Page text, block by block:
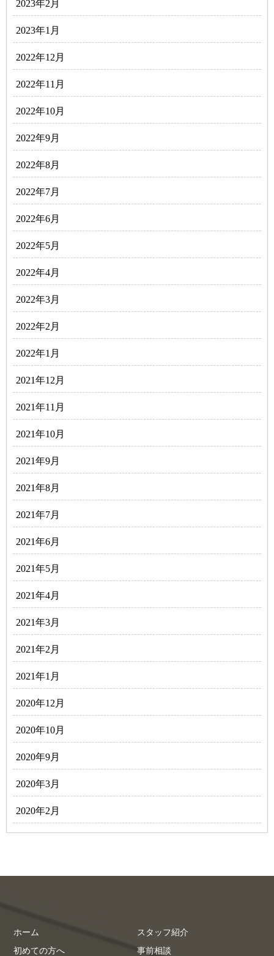
2023年2月
2023年1月
2022年12月
2022年11月
2022年10月
2022年9月
2022年8月
2022年7月
2022年6月
2022年5月
2022年4月
2022年3月
2022年2月
2022年1月
2021年12月
2021年11月
2021年10月
2021年9月
2021年8月
2021年7月
2021年6月
2021年5月
2021年4月
2021年3月
2021年2月
2021年1月
2020年12月
2020年10月
2020年9月
2020年3月
2020年2月
ホーム
初めての方へ
スタッフ紹介
事前相談